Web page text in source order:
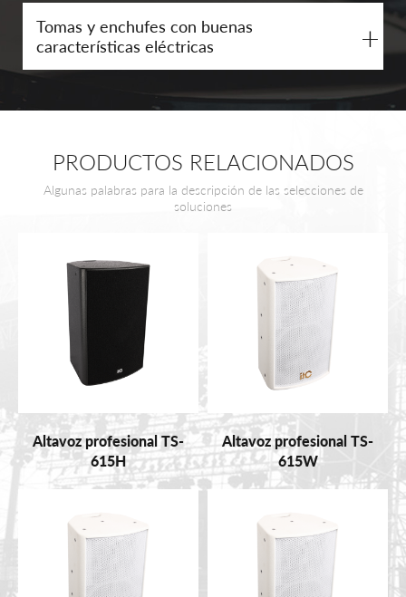
Tomas y enchufes con buenas
características eléctricas
+
PRODUCTOS RELACIONADOS
Algunas palabras para la descripción de las selecciones de
soluciones
Altavoz profesional TS-
615H
Altavoz profesional TS-
615W